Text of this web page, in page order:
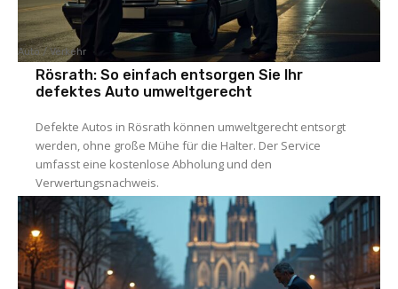
Auto / Verkehr
Rösrath: So einfach entsorgen Sie Ihr
defektes Auto umweltgerecht
Defekte Autos in Rösrath können umweltgerecht entsorgt
werden, ohne große Mühe für die Halter. Der Service
umfasst eine kostenlose Abholung und den
Verwertungsnachweis.